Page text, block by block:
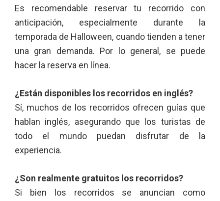
Es recomendable reservar tu recorrido con
anticipación, especialmente durante la
temporada de Halloween, cuando tienden a tener
una gran demanda. Por lo general, se puede
hacer la reserva en línea.
¿Están disponibles los recorridos en inglés?
Sí, muchos de los recorridos ofrecen guías que
hablan inglés, asegurando que los turistas de
todo el mundo puedan disfrutar de la
experiencia.
¿Son realmente gratuitos los recorridos?
Si bien los recorridos se anuncian como